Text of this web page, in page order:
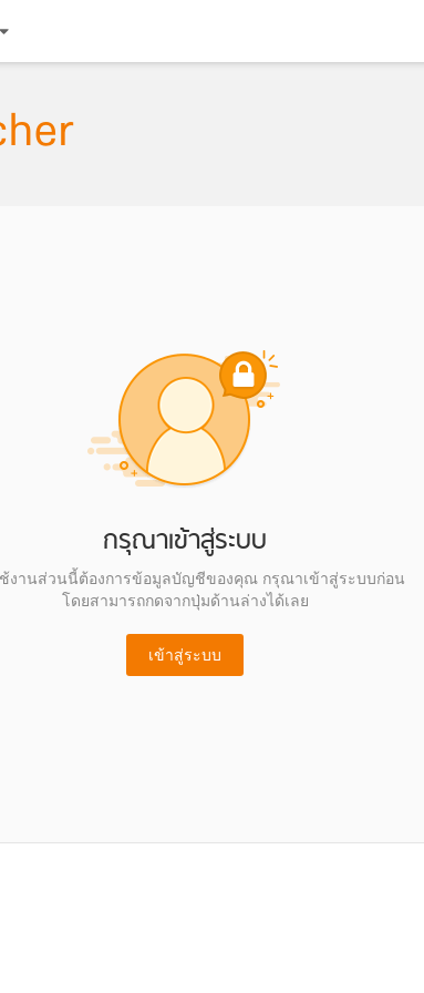
กรุณาเข้าสู่ระบบ
ช้งานส่วนนี้ต้องการข้อมูลบัญชีของคุณ กรุณาเข้าสู่ระบบก่อน
โดยสามารถกดจากปุ่มด้านล่างได้เลย
เข้าสู่ระบบ